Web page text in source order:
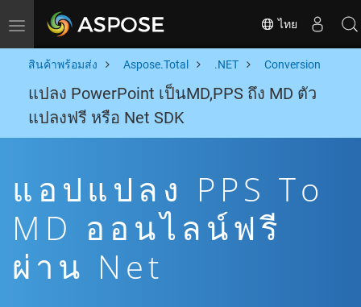
Toggle navigation ไทย
สินค้าพร้อมส่ง Aspose.Total .NET Conversion
แปลง PowerPoint เป็นMD,PPS ถึง MD ตัว
แปลงฟรี หรือ Net SDK
แอปแปลง PPS To
MD ออนไลน์ฟรี
ผ่าน Net